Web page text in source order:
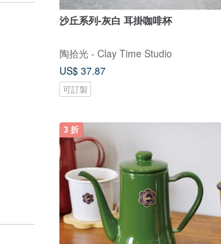
沙丘系列-灰白 耳掛咖啡杯
陶拾光 - Clay Time Studio
US$ 37.87
可訂製
3 折